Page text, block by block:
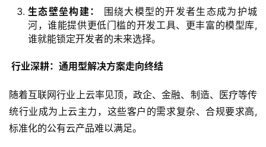
生态壁垒构建：
围绕大模型的开发者生态成为护城
河，谁能提供更低门槛的开发工具、更丰富的模型库,
谁就能锁定开发者的未来选择。
行业深耕：通用型解决方案走向终结
随着互联网行业上云率见顶，政企、金融、制造、医疗等传
统行业成为上云主力，这些客户的需求复杂、合规要求高,
标准化的公有云产品难以满足。